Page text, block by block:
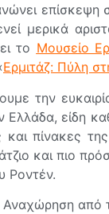
επίσκεψη
μερικά
το Μουσείο
Ερμιτάζ: Πύλη
την
Ελλάδα, είδη
πίνακες
και πιο
Ροντέν.
Αναχώρηση από